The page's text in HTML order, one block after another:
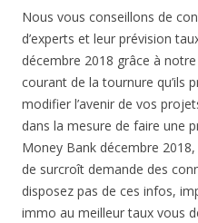
Nous vous conseillons de
d’experts et leur prévision
décembre 2018 grâce à
courant de la tournure qu’ils
modifier l’avenir de vos
dans la mesure de faire une
Money Bank décembre
de surcroît demande des
disposez pas de ces infos,
immo au meilleur taux vous